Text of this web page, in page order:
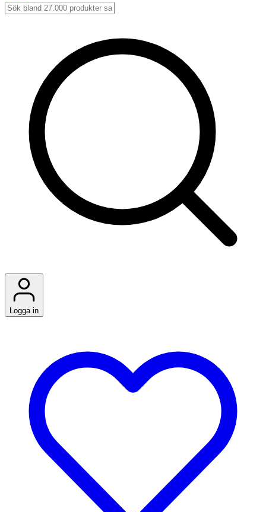
Logga in